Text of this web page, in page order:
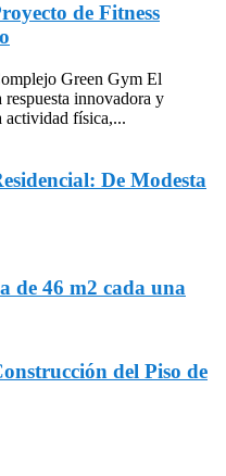
de Fitness
Green Gym El
innovadora y
actividad física,...
De Modesta
de 46 m2 cada una
del Piso de